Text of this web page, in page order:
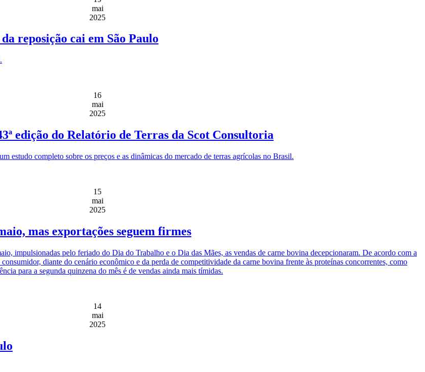
mai
2025
reposição cai em São Paulo
16
mai
2025
edição do Relatório de Terras da Scot Consultoria
estudo completo sobre os preços e as dinâmicas do mercado de terras agrícolas no Brasil.
15
mai
2025
mas exportações seguem firmes
impulsionadas pelo feriado do Dia do Trabalho e o Dia das Mães, as vendas de carne bovina decepcionaram. De acordo com a
diante do cenário econômico e da perda de competitividade da carne bovina frente às proteínas concorrentes, como
para a segunda quinzena do mês é de vendas ainda mais tímidas.
14
mai
2025